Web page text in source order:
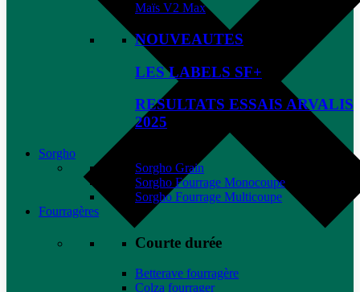
Maïs V2 Max
NOUVEAUTES
LES LABELS SF+
RESULTATS ESSAIS ARVALIS
2025
Sorgho
Sorgho Grain
Sorgho Fourrage Monocoupe
Sorgho Fourrage Multicoupe
Fourragères
Courte durée
Betterave fourragère
Colza fourrager